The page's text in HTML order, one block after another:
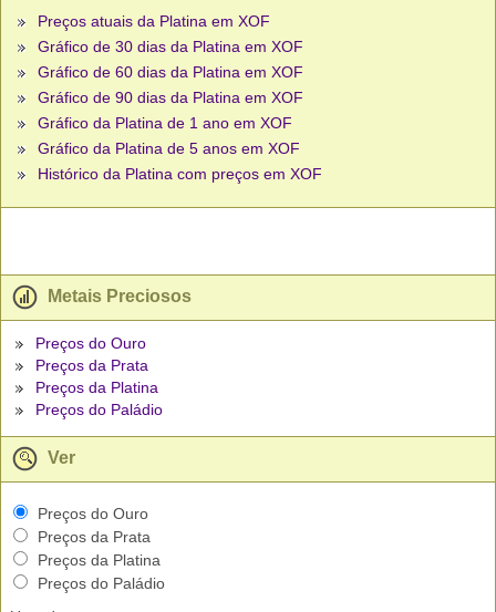
Preços atuais da Platina em XOF
Gráfico de 30 dias da Platina em XOF
Gráfico de 60 dias da Platina em XOF
Gráfico de 90 dias da Platina em XOF
Gráfico da Platina de 1 ano em XOF
Gráfico da Platina de 5 anos em XOF
Histórico da Platina com preços em XOF
Metais Preciosos
Preços do Ouro
Preços da Prata
Preços da Platina
Preços do Paládio
Ver
Preços do Ouro
Preços da Prata
Preços da Platina
Preços do Paládio